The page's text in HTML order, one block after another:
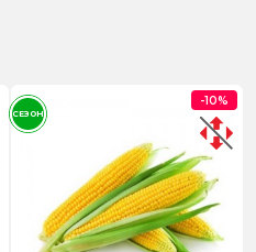
-10%
СЕЗОН